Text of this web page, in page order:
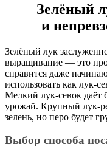
Зелёный
и
Зелёный лук
выращивание — это
справится даже
использовать как лук-
Мелкий лук-севок даёт
урожай. Крупный лук-
зелень, но перо будет
Выбор способа